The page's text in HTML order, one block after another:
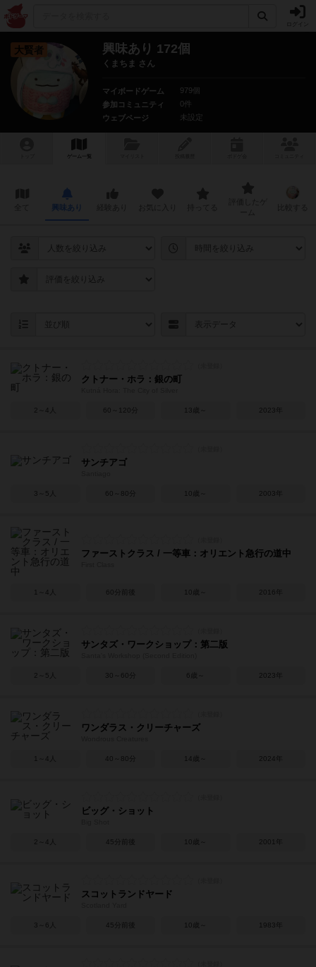
大賢者 興味あり 172個
くまちま さん
マイボードゲーム
979個
参加コミュニティ
0件
ウェブページ
未設定
ゲーム一覧
興味あり
クトナー・ホラ：銀の町
2～4人 60～120分 13歳～ 2023年
サンチアゴ
3～5人 60～80分 10歳～ 2003年
ファーストクラス / 一等車：オリエント急行の道中
1～4人 60分前後 10歳～ 2016年
サンタズ・ワークショップ：第二版
2～5人 30～60分 6歳～ 2023年
ワンダラス・クリーチャーズ
1～4人 40～80分 14歳～ 2024年
ビッグ・ショット
2～4人 45分前後 10歳～ 2001年
スコットランドヤード
3～6人 45分前後 10歳～ 1983年